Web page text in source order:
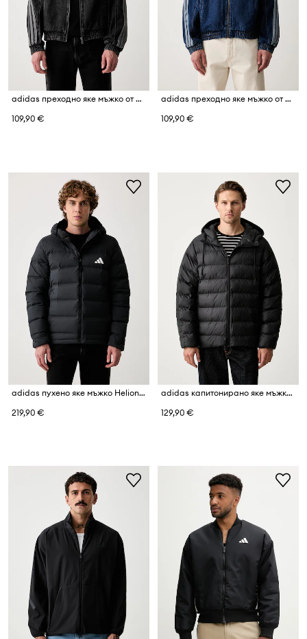
adidas преходно яке мъжко от деним Denim Pack
109,90 €
adidas преходно яке мъжко от деним Denim Pack
109,90 €
adidas пухено яке мъжко Helionic
219,90 €
adidas капитонирано яке мъжко Essentials
129,90 €